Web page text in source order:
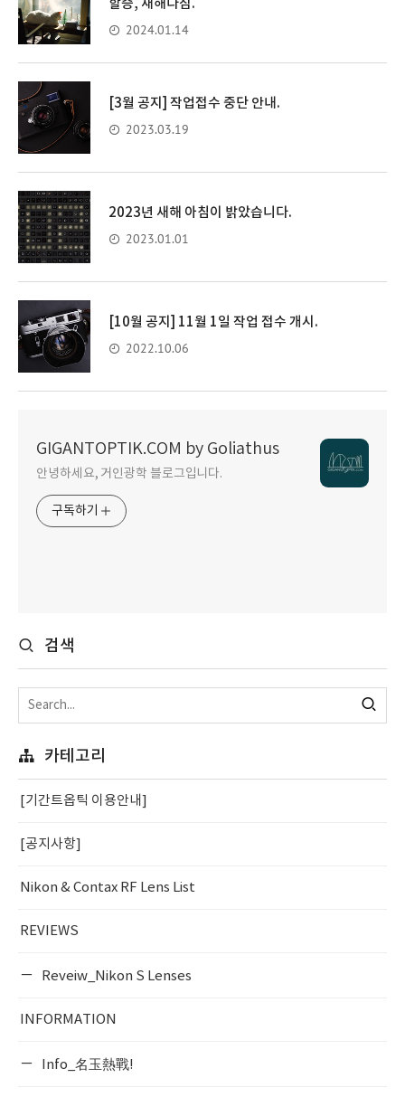
할증, 새해다짐.
2024.01.14
[3월 공지] 작업접수 중단 안내.
2023.03.19
2023년 새해 아침이 밝았습니다.
2023.01.01
[10월 공지] 11월 1일 작업 접수 개시.
2022.10.06
GIGANTOPTIK.COM by Goliathus
안녕하세요, 거인광학 블로그입니다.
구독하기
검색
카테고리
[기간트옵틱 이용안내]
[공지사항]
Nikon & Contax RF Lens List
REVIEWS
Reveiw_Nikon S Lenses
INFORMATION
Info_名玉熱戰!